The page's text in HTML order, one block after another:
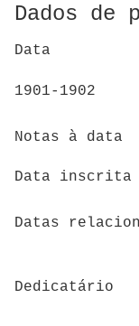
Dados de
Data
1901-1902
Notas à data
Data inscrita
Datas
Dedicatário